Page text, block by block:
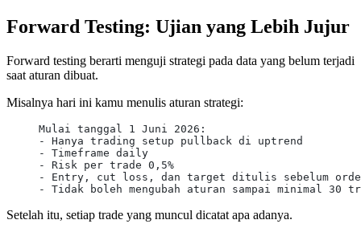
Forward Testing: Ujian yang Lebih Jujur
Forward testing berarti menguji strategi pada data yang belum terjadi
saat aturan dibuat.
Misalnya hari ini kamu menulis aturan strategi:
Mulai tanggal 1 Juni 2026:
- Hanya trading setup pullback di uptrend
- Timeframe daily
- Risk per trade 0,5%
- Entry, cut loss, dan target ditulis sebelum
- Tidak boleh mengubah aturan sampai minimal 30
Setelah itu, setiap trade yang muncul dicatat apa adanya.